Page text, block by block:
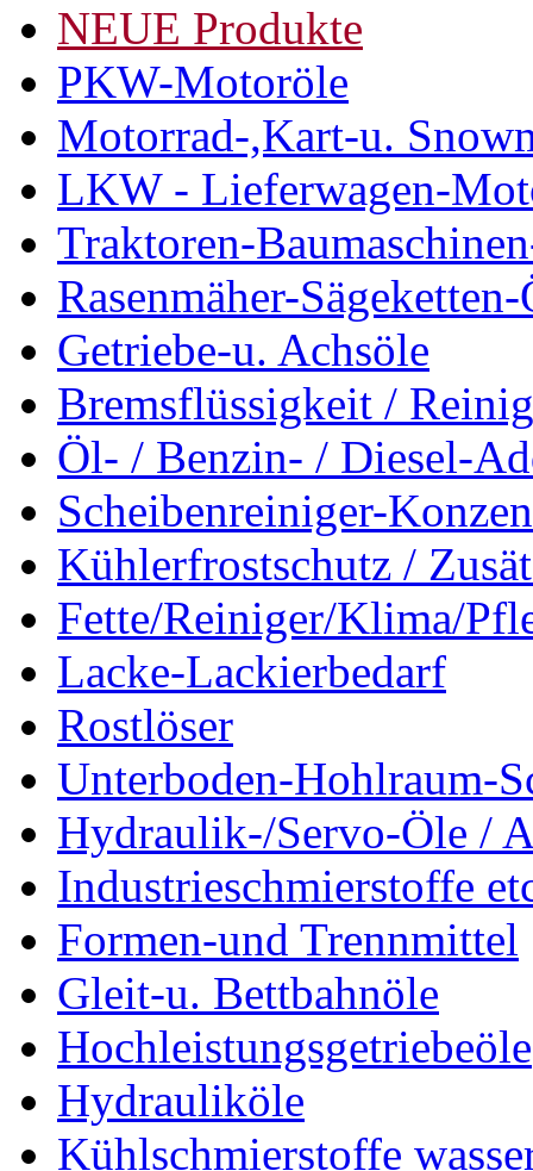
NEUE Produkte
PKW-Motoröle
Motorrad-,Kart-u.
LKW - Lieferwagen-
Traktoren-
Rasenmäher-
Getriebe-u. Achsöle
Bremsflüssigkeit /
Öl- / Benzin- / Diesel-
Scheibenreiniger-
Kühlerfrostschutz /
Fette/Reiniger/Klima/
Lacke-Lackierbedarf
Rostlöser
Unterboden-Hohlraum-
Hydraulik-/Servo-Öle /
Industrieschmierstoffe
Formen-und Trennmittel
Gleit-u. Bettbahnöle
Hochleistungsgetriebeöle
Hydrauliköle
Kühlschmierstoffe